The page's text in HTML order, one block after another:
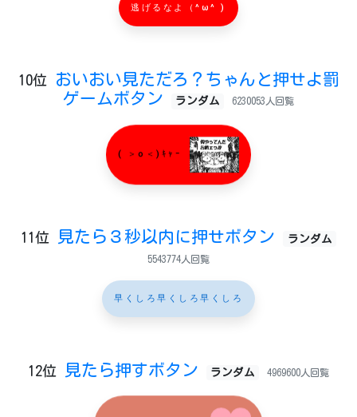
逃げるなよ（^ω^ )
10位
おいおい見ただろ？ちゃんと押せよ罰
ゲームボタン
ランダム 6230053人回覧
( ＞o＜)ｷｬｰ
11位 見たら３秒以内に押せボタン ランダム
5543774人回覧
早くしろ早くしろ早くしろ
12位 見たら押すボタン ランダム 4969600人回覧